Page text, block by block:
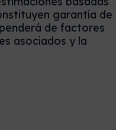
garantía de
de factores
asociados y la